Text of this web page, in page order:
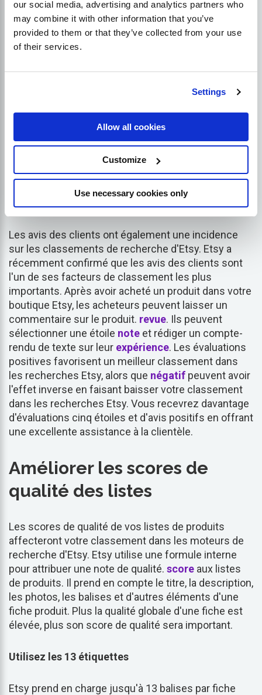
our social media, advertising and analytics partners who
may combine it with other information that you’ve
provided to them or that they’ve collected from your use
of their services.
Settings
Allow all cookies
Customize
Use necessary cookies only
Offrir un excellent service à
la clientèle
améliorer le référencement de votre boutique Etsy.
heures ont 400 % de chances de plus de générer
une vente que les vendeurs qui mettent plus de
temps à répondre. Etsy se rend compte que les
acheteurs recherchent des vendeurs réactifs et
classe donc mieux les boutiques Etsy et les listes
de produits de ces vendeurs.
Les avis des clients ont également une incidence
sur les classements de recherche d'Etsy. Etsy a
récemment confirmé que les avis des clients sont
l'un de ses facteurs de classement les plus
importants. Après avoir acheté un produit dans votre
boutique Etsy, les acheteurs peuvent laisser un
commentaire sur le produit. revue. Ils peuvent
sélectionner une étoile note et rédiger un compte-
rendu de texte sur leur expérience. Les évaluations
positives favorisent un meilleur classement dans
les recherches Etsy, alors que négatif peuvent avoir
l'effet inverse en faisant baisser votre classement
dans les recherches Etsy. Vous recevrez davantage
d'évaluations cinq étoiles et d'avis positifs en offrant
une excellente assistance à la clientèle.
Améliorer les scores de
qualité des listes
Les scores de qualité de vos listes de produits
affecteront votre classement dans les moteurs de
recherche d'Etsy. Etsy utilise une formule interne
pour attribuer une note de qualité. score aux listes
de produits. Il prend en compte le titre, la description,
les photos, les balises et d'autres éléments d'une
fiche produit. Plus la qualité globale d'une fiche est
élevée, plus son score de qualité sera important.
Utilisez les 13 étiquettes
Etsy prend en charge jusqu'à 13 balises par fiche